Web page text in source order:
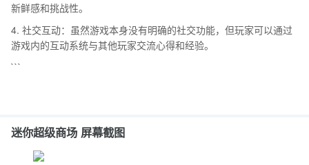
新鲜感和挑战性。
4. 社交互动：虽然游戏本身没有明确的社交功能，但玩家可以通过
游戏内的互动系统与其他玩家交流心得和经验。
```
迷你超级商场 屏幕截图